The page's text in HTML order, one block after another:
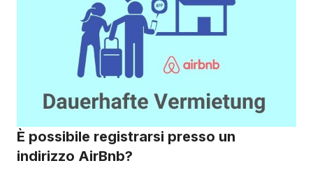
È possibile registrarsi presso un
indirizzo AirBnb?